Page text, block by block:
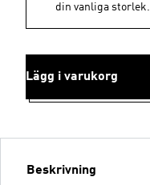
din vanliga storlek.
Lägg i varukorg
Beskrivning